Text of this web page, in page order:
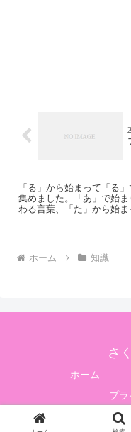
「る」から始まって「る
集めました。「あ」で始
わる言葉、「た」から始ま
ホーム 知識
さ
ホーム
プ
Copyright © 2021-2026